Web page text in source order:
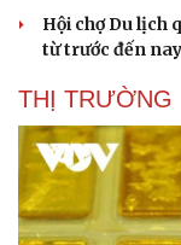
Hội chợ Du lịch
từ trước đến nay
THỊ TRƯỜNG